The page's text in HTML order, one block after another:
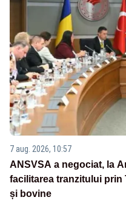
7 aug. 2026, 10:57
ANSVSA a negociat, la
facilitarea tranzitului prin
și bovine